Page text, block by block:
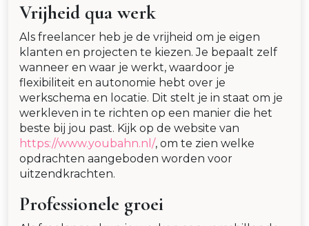
Vrijheid qua werk
Als freelancer heb je de vrijheid om je eigen
klanten en projecten te kiezen. Je bepaalt zelf
wanneer en waar je werkt, waardoor je
flexibiliteit en autonomie hebt over je
werkschema en locatie. Dit stelt je in staat om je
werkleven in te richten op een manier die het
beste bij jou past. Kijk op de website van
https://www.youbahn.nl/, om te zien welke
opdrachten aangeboden worden voor
uitzendkrachten.
Professionele groei